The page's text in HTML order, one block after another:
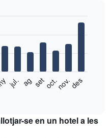
jul. agsetoct.nov.des
se en un hotel a les